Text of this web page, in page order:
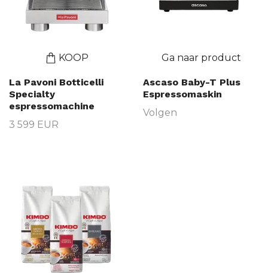
KOOP
La Pavoni Botticelli
Specialty
espressomachine
3 599 EUR
Ga naar product
Ascaso Baby-T Plus
Espressomaskin
Volgen